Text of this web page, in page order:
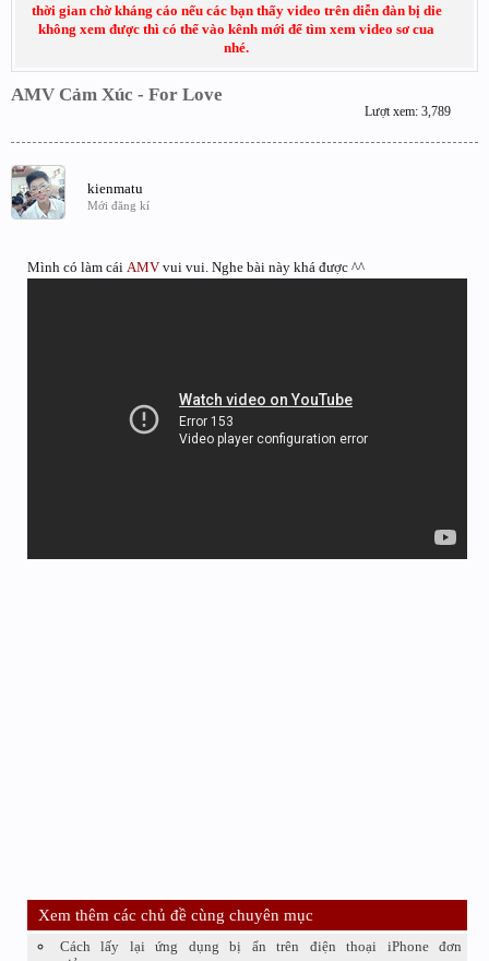
thời gian chờ kháng cáo nếu các bạn thấy video trên diễn đàn bị die
không xem được thì có thể vào kênh mới để tìm xem video sơ cua
nhé.
AMV Cảm Xúc - For Love
Lượt xem: 3,789
kienmatu
Mới đăng kí
Mình có làm cái AMV vui vui. Nghe bài này khá được ^^
Xem thêm các chủ đề cùng chuyên mục
Cách lấy lại ứng dụng bị ẩn trên điện thoại iPhone đơn